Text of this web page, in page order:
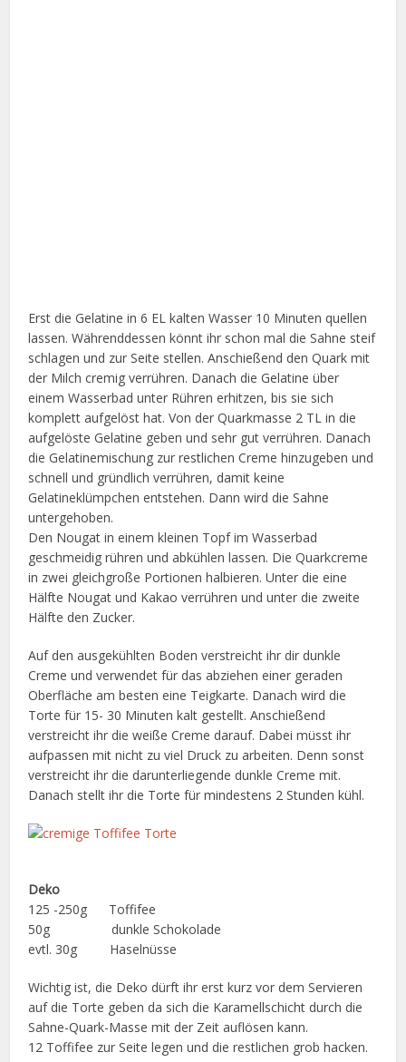
Erst die Gelatine in 6 EL kalten Wasser 10 Minuten quellen
lassen. Währenddessen könnt ihr schon mal die Sahne steif
schlagen und zur Seite stellen. Anschießend den Quark mit
der Milch cremig verrühren. Danach die Gelatine über
einem Wasserbad unter Rühren erhitzen, bis sie sich
komplett aufgelöst hat. Von der Quarkmasse 2 TL in die
aufgelöste Gelatine geben und sehr gut verrühren. Danach
die Gelatinemischung zur restlichen Creme hinzugeben und
schnell und gründlich verrühren, damit keine
Gelatineklümpchen entstehen. Dann wird die Sahne
untergehoben.
Den Nougat in einem kleinen Topf im Wasserbad
geschmeidig rühren und abkühlen lassen. Die Quarkcreme
in zwei gleichgroße Portionen halbieren. Unter die eine
Hälfte Nougat und Kakao verrühren und unter die zweite
Hälfte den Zucker.
Auf den ausgekühlten Boden verstreicht ihr dir dunkle
Creme und verwendet für das abziehen einer geraden
Oberfläche am besten eine Teigkarte. Danach wird die
Torte für 15- 30 Minuten kalt gestellt. Anschießend
verstreicht ihr die weiße Creme darauf. Dabei müsst ihr
aufpassen mit nicht zu viel Druck zu arbeiten. Denn sonst
verstreicht ihr die darunterliegende dunkle Creme mit.
Danach stellt ihr die Torte für mindestens 2 Stunden kühl.
Deko
125 -250g Toffifee
50g dunkle Schokolade
evtl. 30g Haselnüsse
Wichtig ist, die Deko dürft ihr erst kurz vor dem Servieren
auf die Torte geben da sich die Karamellschicht durch die
Sahne-Quark-Masse mit der Zeit auflösen kann.
12 Toffifee zur Seite legen und die restlichen grob hacken.